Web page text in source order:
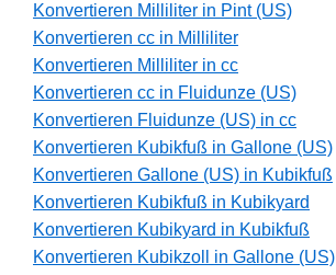
Konvertieren Milliliter in Pint (US)
Konvertieren cc in Milliliter
Konvertieren Milliliter in cc
Konvertieren cc in Fluidunze (US)
Konvertieren Fluidunze (US) in cc
Konvertieren Kubikfuß in Gallone (US)
Konvertieren Gallone (US) in Kubikfuß
Konvertieren Kubikfuß in Kubikyard
Konvertieren Kubikyard in Kubikfuß
Konvertieren Kubikzoll in Gallone (US)